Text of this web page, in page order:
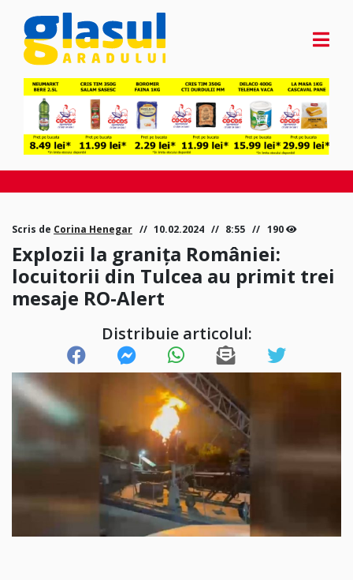
Scris de Corina Henegar 10.02.2024 8:55 190
Explozii la granița României:
locuitorii din Tulcea au primit trei
mesaje RO-Alert
Distribuie articolul: